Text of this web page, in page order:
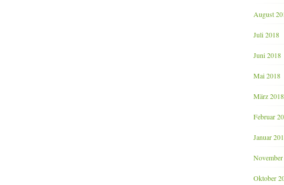
August
Juli 2018
Juni 2018
Mai 2018
März 2018
Februar
Januar
Oktober